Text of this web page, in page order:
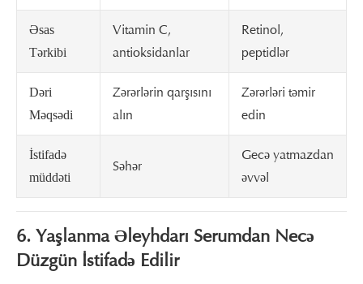
Əsas
Tərkibi
Vitamin C,
antioksidanlar
Retinol,
peptidlər
Dəri
Məqsədi
Zərərlərin qarşısını
alın
Zərərləri təmir
edin
İstifadə
müddəti
Səhər
Gecə yatmazdan
əvvəl
6. Yaşlanma Əleyhdarı Serumdan Necə
Düzgün İstifadə Edilir